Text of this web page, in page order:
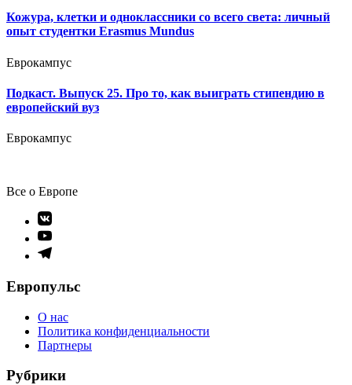
Кожура, клетки и одноклассники со всего света: личный
опыт студентки Erasmus Mundus
Еврокампус
Подкаст. Выпуск 25. Про то, как выиграть стипендию в
европейский вуз
Еврокампус
Все о Европе
Элемент
меню
Элемент
меню
Элемент
Европульс
О нас
Политика конфиденциальности
Партнеры
Рубрики